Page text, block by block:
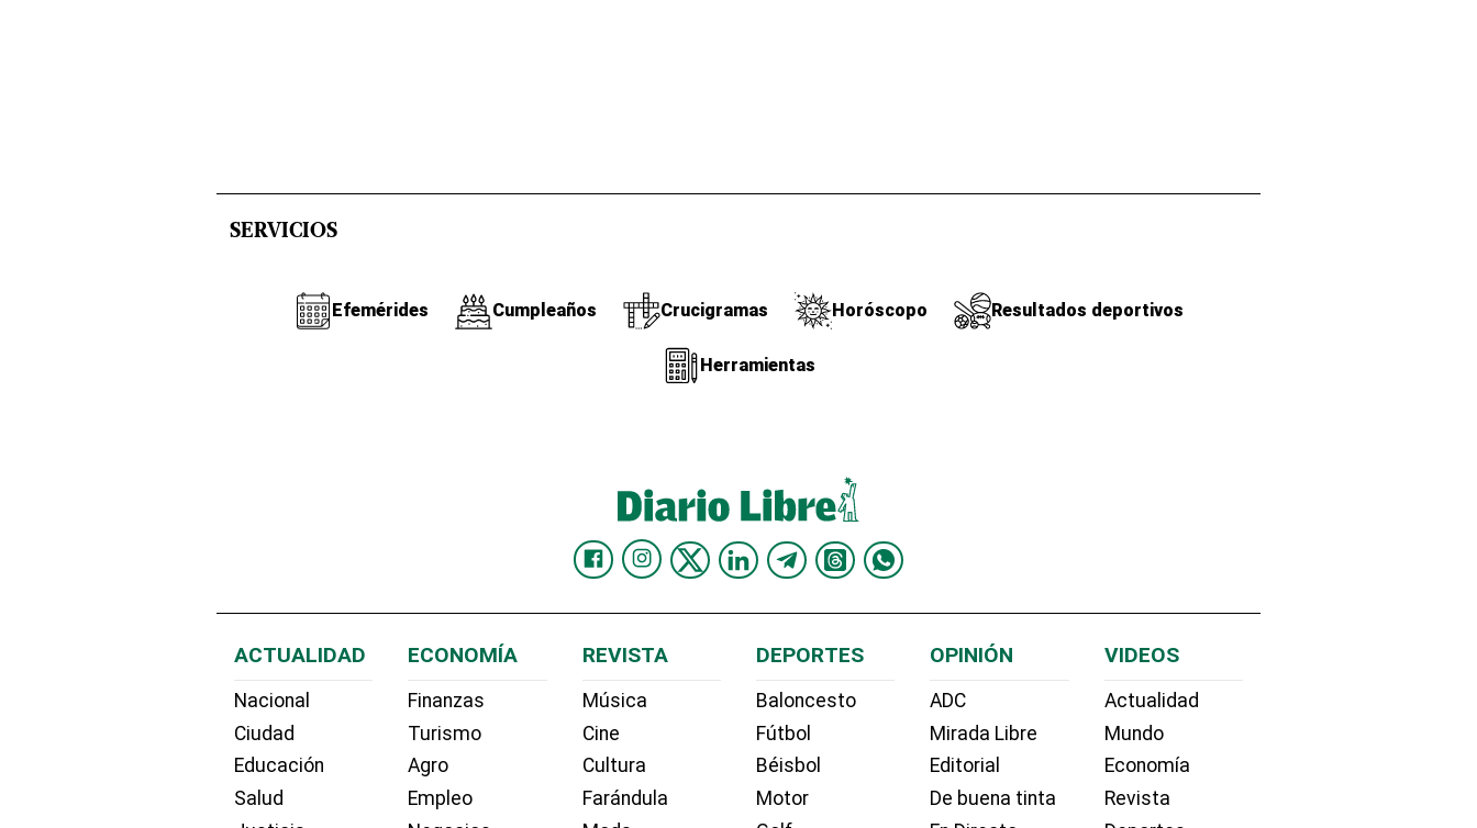
SERVICIOS
Efemérides Cumpleaños Crucigramas Horóscopo Resultados deportivos
Herramientas
ACTUALIDAD
Nacional
Ciudad
Educación
Salud
ECONOMÍA
Finanzas
Turismo
Agro
Empleo
REVISTA
Música
Cine
Cultura
Farándula
DEPORTES
Baloncesto
Fútbol
Béisbol
Motor
OPINIÓN
ADC
Mirada Libre
Editorial
De buena tinta
VIDEOS
Actualidad
Mundo
Economía
Revista